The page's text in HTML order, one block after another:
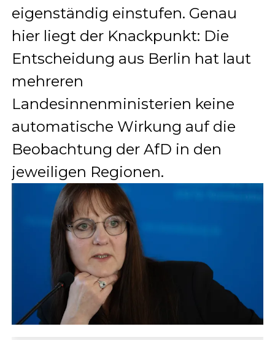
eigenständig einstufen. Genau
hier liegt der Knackpunkt: Die
Entscheidung aus Berlin hat laut
mehreren
Landesinnenministerien keine
automatische Wirkung auf die
Beobachtung der AfD in den
jeweiligen Regionen.